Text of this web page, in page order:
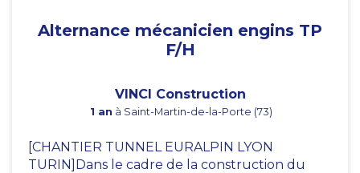
Alternance mécanicien engins TP
F/H
VINCI Construction
1 an à Saint-Martin-de-la-Porte (73)
[CHANTIER TUNNEL EURALPIN LYON
TURIN]Dans le cadre de la construction du